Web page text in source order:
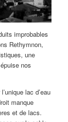
improbables
Rethymnon,
une
nos
lac d’eau
manque
et de lacs.